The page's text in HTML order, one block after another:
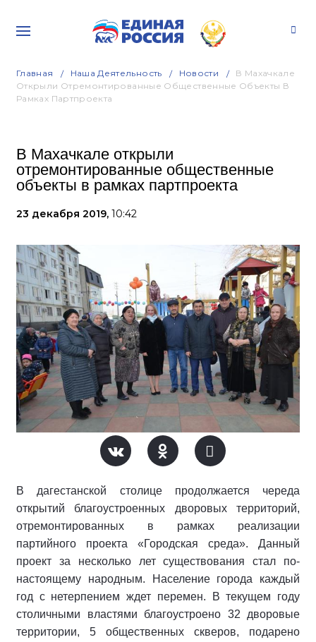
Главная Наша Деятельность Новости
В Махачкале
Открыли Отремонтированные Общественные Объекты В
Рамках Партпроекта
В Махачкале открыли
отремонтированные общественные
объекты в рамках партпроекта
23 декабря 2019, 10:42
В дагестанской столице продолжается череда
открытий благоустроенных дворовых территорий,
отремонтированных в рамках реализации
партийного проекта «Городская среда». Данный
проект за несколько лет существования стал по-
настоящему народным. Население города каждый
год с нетерпением ждет перемен. В текущем году
столичными властями благоустроено 32 дворовые
территории, 5 общественных скверов, подарено